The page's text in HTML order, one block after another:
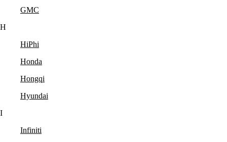
GMC
H
HiPhi
Honda
Hongqi
Hyundai
I
Infiniti